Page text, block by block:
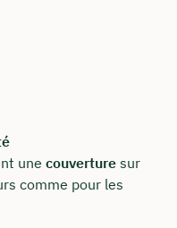
une couverture sur
comme pour les